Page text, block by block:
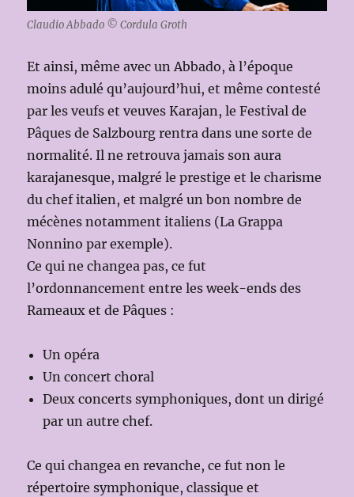
Claudio Abbado © Cordula Groth
Et ainsi, même avec un Abbado, à l’époque
moins adulé qu’aujourd’hui, et même contesté
par les veufs et veuves Karajan, le Festival de
Pâques de Salzbourg rentra dans une sorte de
normalité. Il ne retrouva jamais son aura
karajanesque, malgré le prestige et le charisme
du chef italien, et malgré un bon nombre de
mécènes notamment italiens (La Grappa
Nonnino par exemple).
Ce qui ne changea pas, ce fut
l’ordonnancement entre les week-ends des
Rameaux et de Pâques :
Un opéra
Un concert choral
Deux concerts symphoniques, dont un dirigé
par un autre chef.
Ce qui changea en revanche, ce fut non le
répertoire symphonique, classique et